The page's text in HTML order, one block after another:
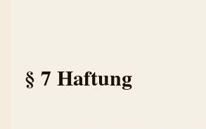
§ 7 Haftung